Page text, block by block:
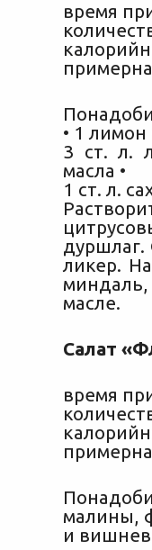
время
• 1 лимон
3 ст. л.
масла •
1 ст. л.
дуршлаг.
ликер.
масле.
Салат
время
малины,
и